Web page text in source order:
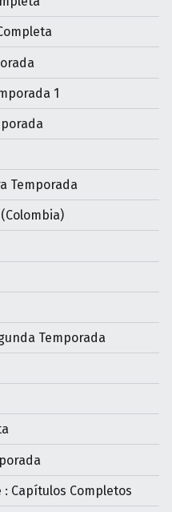
1
Temporada
Temporada
: Capítulos Completos